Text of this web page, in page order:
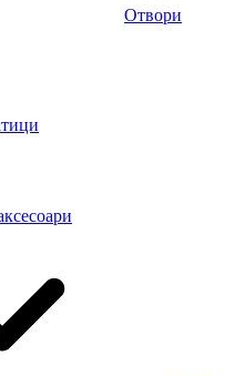
Отвори